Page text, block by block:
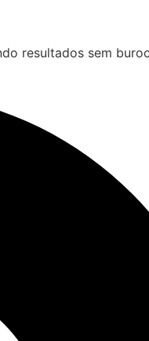
resultados sem